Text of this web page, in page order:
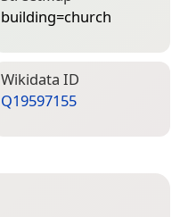
building=­church
Wiki­data ID
Q19597155